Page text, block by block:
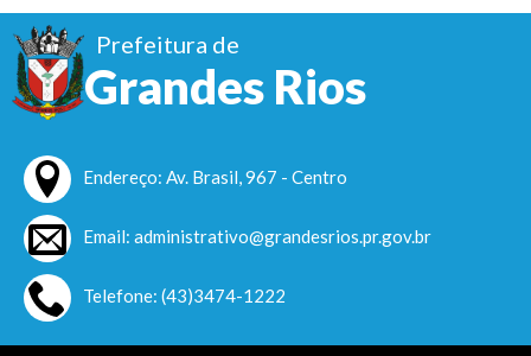
Prefeitura de
Grandes Rios
Endereço: Av. Brasil, 967 - Centro
Email: administrativo@grandesrios.pr.gov.br
Telefone: (43)3474-1222